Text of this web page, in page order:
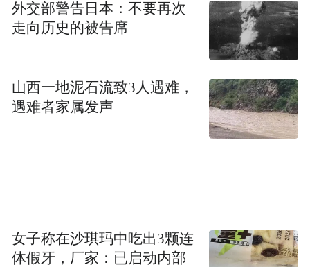
境儿童开展疾病筛查、建立儿童体检档案、
普及医疗常识讲座等医疗救助行动，呼吁社
会各界关注困境儿童健康。
外交部警告日本：不要再次
走向历史的被告席
山西一地泥石流致3人遇难，
遇难者家属发声
女子称在沙琪玛中吃出3颗连
体假牙，厂家：已启动内部